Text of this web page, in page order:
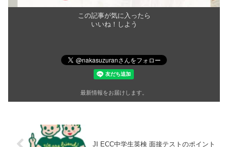
この記事が気に入ったら
いいね！しよう
最新情報をお届けします。
JI ECC中学生英検 面接テストのポイント